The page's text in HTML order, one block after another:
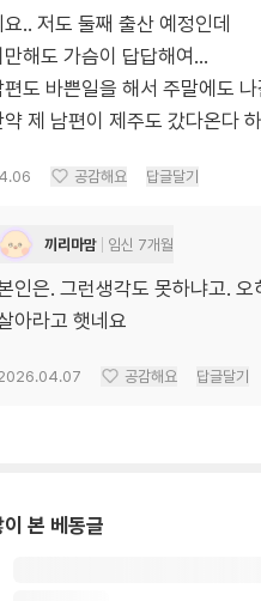
.. 저도 둘째 출산 예정인데
만해도 가슴이 답답해여…
도 바쁜일을 해서 주말에도
제 남편이 제주도 갔다온다
공감해요 답글달기
끼리마맘 임신 7개월
인은. 그런생각도 못하냐고.
아라고 햇네요
공감해요 답글달기
본 베동글